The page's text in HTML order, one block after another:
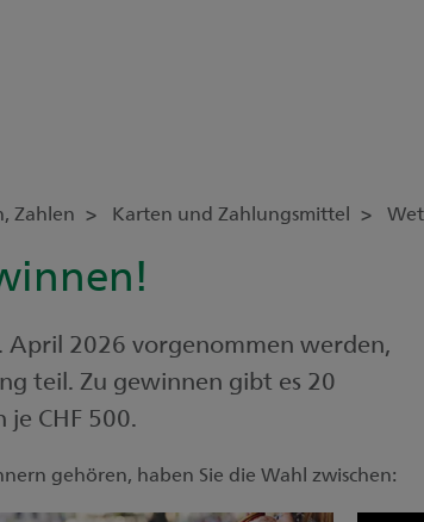
Zahlen Karten und Zahlungsmittel
April 2026 vorgenommen werden,
teil. Zu gewinnen gibt es 20
CHF 500.
gehören, haben Sie die Wahl zwischen: